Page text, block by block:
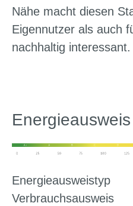
Nähe macht diesen
Eigennutzer als auch
nachhaltig interessant.
Energieausweis
Energieausweistyp
Verbrauchsausweis